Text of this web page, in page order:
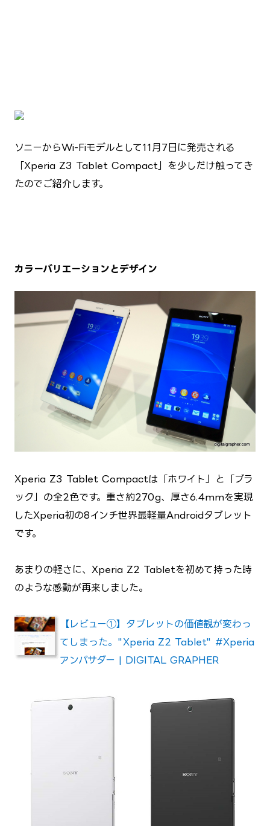
ソニーからWi-Fiモデルとして11月7日に発売される
「Xperia Z3 Tablet Compact」を少しだけ触ってき
たのでご紹介します。
カラーバリエーションとデザイン
Xperia Z3 Tablet Compactは「ホワイト」と「ブラ
ック」の全2色です。重さ約270g、厚さ6.4mmを実現
したXperia初の8インチ世界最軽量Androidタブレット
です。
あまりの軽さに、Xperia Z2 Tabletを初めて持った時
のような感動が再来しました。
【レビュー①】タブレットの価値観が変わっ
てしまった。"Xperia Z2 Tablet" #Xperia
アンバサダー | DIGITAL GRAPHER